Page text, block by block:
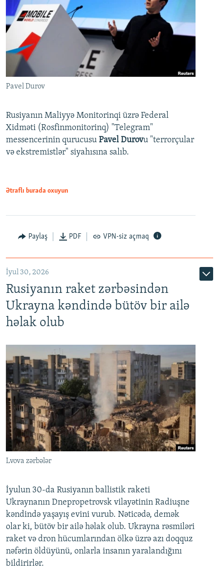
Pavel Durov
Rusiyanın Maliyyə Monitorinqi üzrə Federal
Xidməti (Rosfinmonitorinq) "Telegram"
messencerinin qurucusu Pavel Durovu "terrorçular
və ekstremistlər" siyahısına salıb.
Ətraflı burada oxuyun
Paylaş PDF VPN-siz açmaq
İyul 30, 2026
Rusiyanın raket zərbəsindən
Ukrayna kəndində bütöv bir ailə
həlak olub
Lvova zərbələr
İyulun 30-da Rusiyanın ballistik raketi
Ukraynanın Dnepropetrovsk vilayətinin Radiuşne
kəndində yaşayış evini vurub. Nəticədə, demək
olar ki, bütöv bir ailə həlak olub. Ukrayna rəsmiləri
raket və dron hücumlarından ölkə üzrə azı doqquz
nəfərin öldüyünü, onlarla insanın yaralandığını
bildirirlər.